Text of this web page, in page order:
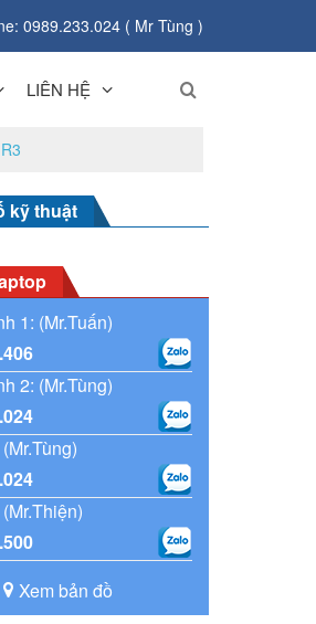
0989.233.024 ( Mr Tùng )
LIÊN HỆ
kỹ thuật
1: (Mr.Tuấn)
2: (Mr.Tùng)
Xem bản đồ